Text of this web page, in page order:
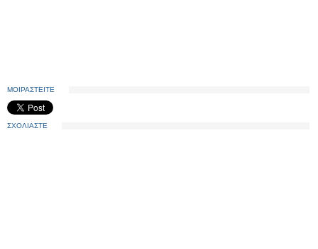
ΜΟΙΡΑΣΤΕΙΤΕ
ΣΧΟΛΙΑΣΤΕ